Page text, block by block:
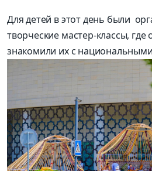
Для детей в этот день были
творческие мастер-классы, где
знакомили их с